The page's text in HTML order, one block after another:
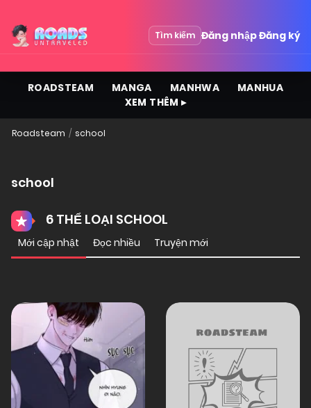
Tìm kiếm Đăng nhậpĐăng ký
ROADSTEAM MANGA MANHWA
MANHUA
XEM THÊM ▸
Roadsteam school
school
6 THỂ LOẠI SCHOOL
Mới cập nhật Đọc nhiều Truyện mới